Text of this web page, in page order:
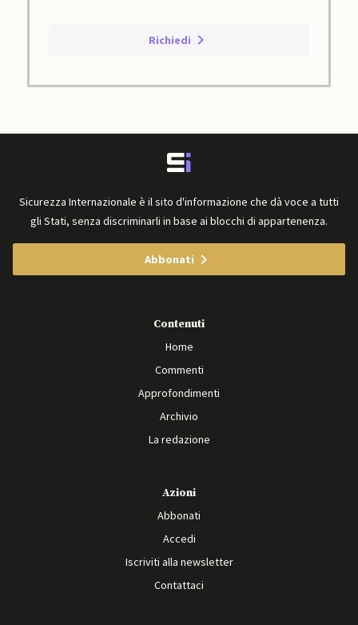
Richiedi
Sicurezza Internazionale è il sito d'informazione che dà voce a tutti
gli Stati, senza discriminarli in base ai blocchi di appartenenza.
Abbonati
Contenuti
Home
Commenti
Approfondimenti
Archivio
La redazione
Azioni
Abbonati
Accedi
Iscriviti alla newsletter
Contattaci